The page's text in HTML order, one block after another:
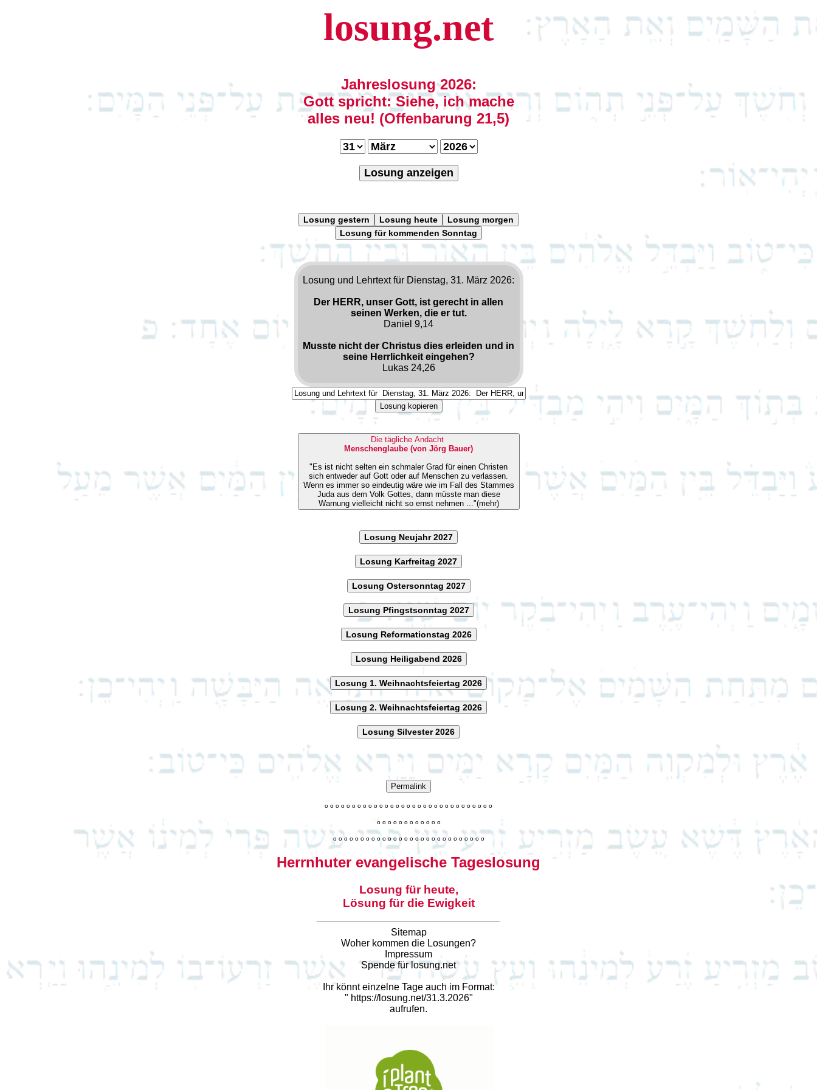
losung.net
Jahreslosung 2026:
Gott spricht: Siehe, ich mache
alles neu! (Offenbarung 21,5)
Losung anzeigen
Losung gestern Losung heute
Losung morgen
Losung für kommenden Sonntag
Losung und Lehrtext für Dienstag, 31. März 2026:
Der HERR, unser Gott, ist gerecht in allen
seinen Werken, die er tut.
Daniel 9,14
Musste nicht der Christus dies erleiden und in
seine Herrlichkeit eingehen?
Lukas 24,26
Losung kopieren
Die tägliche Andacht
Menschenglaube (von Jörg Bauer)
"Es ist nicht selten ein schmaler Grad für einen Christen
sich entweder auf Gott oder auf Menschen zu verlassen.
Wenn es immer so eindeutig wäre wie im Fall des Stammes
Juda aus dem Volk Gottes, dann müsste man diese
Warnung vielleicht nicht so ernst nehmen ..."(mehr)
Losung Neujahr 2027
Losung Karfreitag 2027
Losung Ostersonntag 2027
Losung Pfingstsonntag 2027
Losung Reformationstag 2026
Losung Heiligabend 2026
Losung 1. Weihnachtsfeiertag 2026
Losung 2. Weihnachtsfeiertag 2026
Losung Silvester 2026
Permalink
o o o o o o o o o o o o o o o o o o o o o o o o o o o o o o o
o o o o o o o o o o o o
o o o o o o o o o o o o o o o o o o o o o o o o o o o o
Herrnhuter evangelische Tageslosung
Losung für heute,
Lösung für die Ewigkeit
Sitemap
Woher kommen die Losungen?
Impressum
Spende für losung.net
Ihr könnt einzelne Tage auch im Format:
" https://losung.net/31.3.2026"
aufrufen.